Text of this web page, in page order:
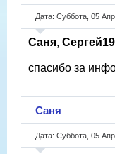
Дата: Суббота, 05
Саня,
спасибо за
Саня
Дата: Суббота, 05